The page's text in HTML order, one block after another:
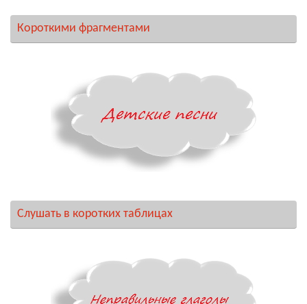
Короткими фрагментами
Слушать в коротких таблицах